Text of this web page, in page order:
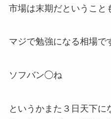
市場は末期だということ
マジで勉強になる相場で
ソフバン◯ね
というかまた３日天下に